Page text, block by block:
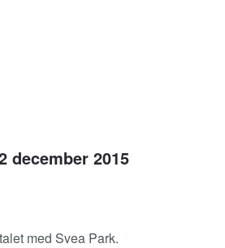
december 2015
med Svea Park.